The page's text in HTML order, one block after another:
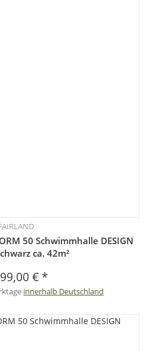
50 Schwimmhalle DESIGN
ca. 42m²
€ *
innerhalb Deutschland